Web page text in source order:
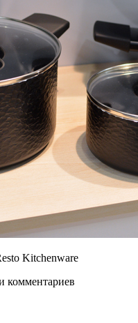
Kitchenware
комментариев